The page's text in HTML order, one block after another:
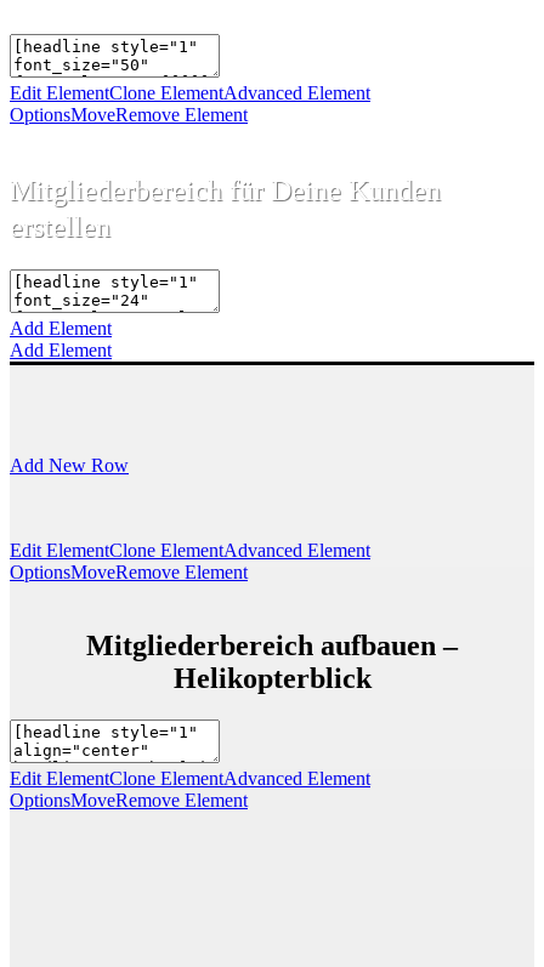
Edit ElementClone ElementAdvanced Element
OptionsMoveRemove Element
Mitgliederbereich für Deine Kunden
erstellen
Add Element
Add Element
Add New Row
Edit ElementClone ElementAdvanced Element
OptionsMoveRemove Element
Mitgliederbereich aufbauen –
Helikopterblick
Edit ElementClone ElementAdvanced Element
OptionsMoveRemove Element